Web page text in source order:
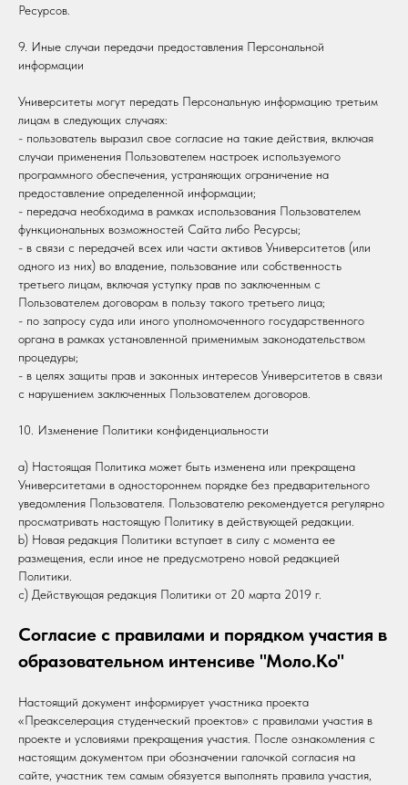
Ресурсов.
9. Иные случаи передачи предоставления Персональной
информации
Университеты могут передать Персональную информацию третьим
лицам в следующих случаях:
- пользователь выразил свое согласие на такие действия, включая
случаи применения Пользователем настроек используемого
программного обеспечения, устраняющих ограничение на
предоставление определенной информации;
- передача необходима в рамках использования Пользователем
функциональных возможностей Сайта либо Ресурсы;
- в связи с передачей всех или части активов Университетов (или
одного из них) во владение, пользование или собственность
третьего лицам, включая уступку прав по заключенным с
Пользователем договорам в пользу такого третьего лица;
- по запросу суда или иного уполномоченного государственного
органа в рамках установленной применимым законодательством
процедуры;
- в целях защиты прав и законных интересов Университетов в связи
с нарушением заключенных Пользователем договоров.
10. Изменение Политики конфиденциальности
a) Настоящая Политика может быть изменена или прекращена
Университетами в одностороннем порядке без предварительного
уведомления Пользователя. Пользователю рекомендуется регулярно
просматривать настоящую Политику в действующей редакции.
b) Новая редакция Политики вступает в силу с момента ее
размещения, если иное не предусмотрено новой редакцией
Политики.
с) Действующая редакция Политики от 20 марта 2019 г.
Согласие с правилами и порядком участия в
образовательном интенсиве "Моло.Ко"
Настоящий документ информирует участника проекта
«Преакселерация студенческий проектов» с правилами участия в
проекте и условиями прекращения участия. После ознакомления с
настоящим документом при обозначении галочкой согласия на
сайте, участник тем самым обязуется выполнять правила участия,